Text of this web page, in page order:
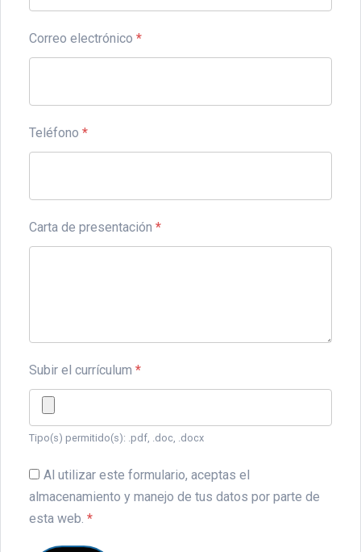
Correo electrónico *
Teléfono *
Carta de presentación *
Subir el currículum *
Tipo(s) permitido(s): .pdf, .doc, .docx
Al utilizar este formulario, aceptas el
almacenamiento y manejo de tus datos por parte de
esta web. *